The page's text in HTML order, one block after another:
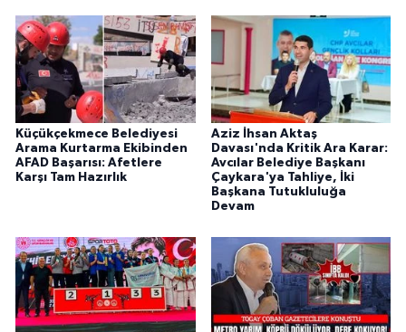
Küçükçekmece Belediyesi
Arama Kurtarma Ekibinden
AFAD Başarısı: Afetlere
Karşı Tam Hazırlık
Aziz İhsan Aktaş
Davası'nda Kritik Ara Karar:
Avcılar Belediye Başkanı
Çaykara'ya Tahliye, İki
Başkana Tutukluluğa
Devam